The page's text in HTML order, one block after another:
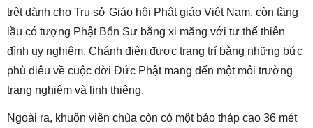
trệt dành cho Trụ sở Giáo hội Phật giáo Việt Nam, còn tầng
lầu có tượng Phật Bổn Sư bằng xi măng với tư thế thiên
đình uy nghiêm. Chánh điện được trang trí bằng những bức
phù điêu về cuộc đời Đức Phật mang đến một môi trường
trang nghiêm và linh thiêng.
Ngoài ra, khuôn viên chùa còn có một bảo tháp cao 36 mét